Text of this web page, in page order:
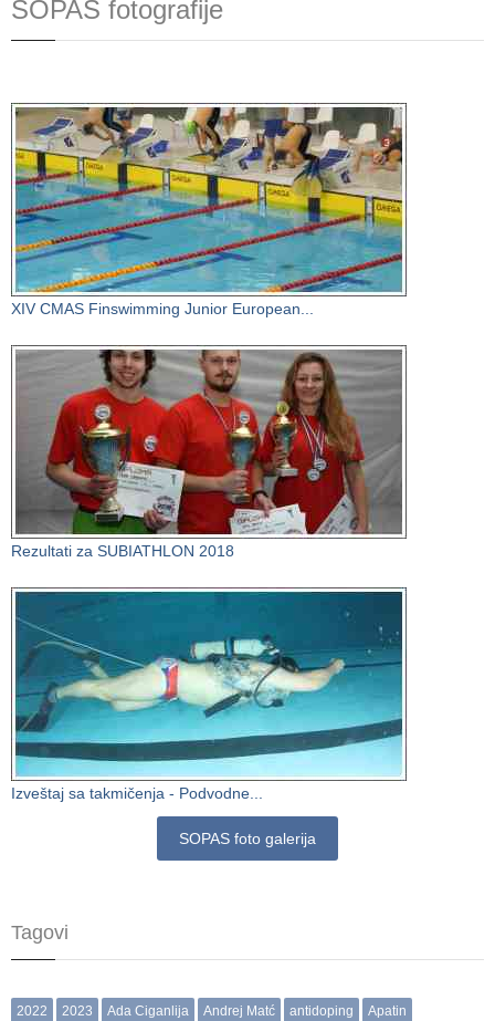
SOPAS fotografije
XIV CMAS Finswimming Junior European...
Rezultati za SUBIATHLON 2018
Izveštaj sa takmičenja - Podvodne...
SOPAS foto galerija
Tagovi
2022 2023 Ada Ciganlija Andrej Matć antidoping
Apatin